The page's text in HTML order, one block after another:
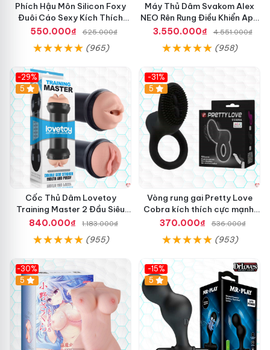
Phích Hậu Môn Silicon Foxy
Đuôi Cáo Sexy Kích Thích
Mạnh
550.000₫ 625.000₫
(965)
Máy Thủ Dâm Svakom Alex
NEO Rên Rung Điều Khiển App
Siêu Phê
3.550.000₫ 4.551.000₫
(958)
-29%
Hot
5
Cốc Thủ Dâm Lovetoy
Training Master 2 Đầu Siêu
Thật Giá Tốt
840.000₫ 1.183.000₫
(955)
-31%
5
Vòng rung gai Pretty Love
Cobra kích thích cực mạnh,
tăng hưng phấn
370.000₫ 536.000₫
(953)
-30%
Hot
5
-15%
Hot
5